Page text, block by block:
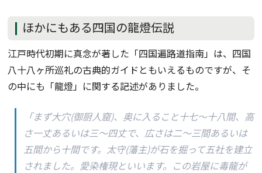
ほかにもある四国の龍燈伝説
江戸時代初期に真念が著した「四国遍路道指南」は、四国
八十八ヶ所巡礼の古典的ガイドともいえるものですが、そ
の中にも「龍燈」に関する記述がありました。
「まず大穴(御厨人窟)、奥に入ること十七～十八間、高
さ一丈あるいは三～四丈で、広さは二～三間あるいは
五間から十間です。太守(藩主)が石を掘って五社を建立
されました。愛染権現といいます。この岩屋に毒龍が